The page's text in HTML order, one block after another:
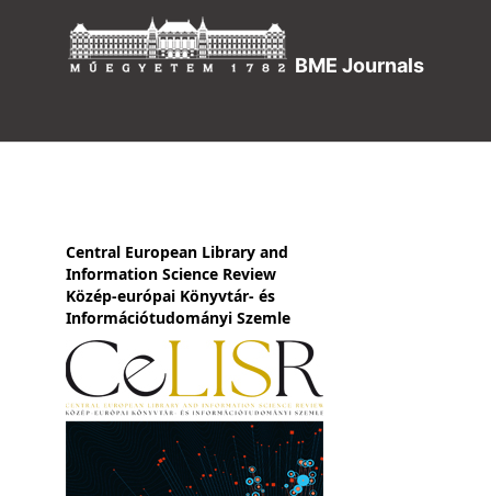
BME Journals
Central European Library and
Information Science Review
Közép-európai Könyvtár- és
Információtudományi Szemle